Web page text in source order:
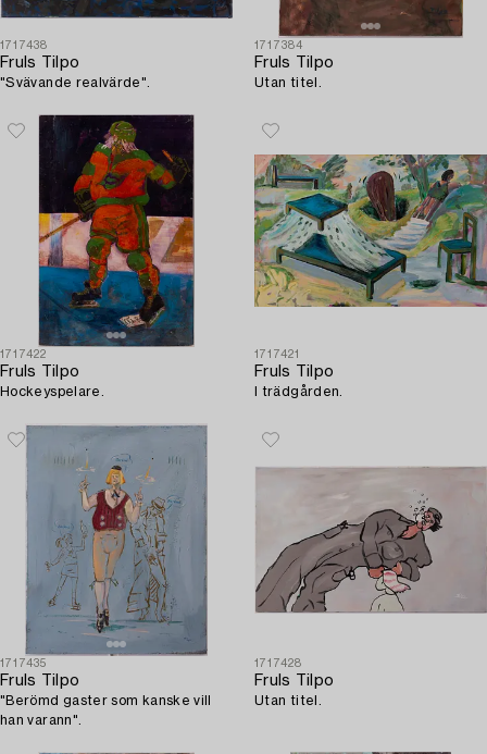
1717438
Fruls Tilpo
"Svävande realvärde".
1717384
Fruls Tilpo
Utan titel.
1717422
Fruls Tilpo
Hockeyspelare.
1717421
Fruls Tilpo
I trädgården.
1717435
Fruls Tilpo
"Berömd gaster som kanske vill
han varann".
1717428
Fruls Tilpo
Utan titel.